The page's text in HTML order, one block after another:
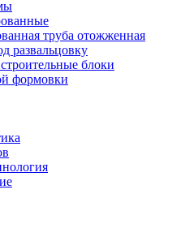
труба отожженная
развальцовку
блоки
формовки